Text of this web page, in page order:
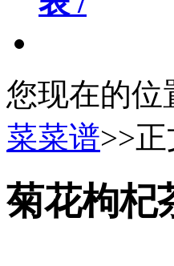
您现在的位
菜菜谱>>
菊花枸杞